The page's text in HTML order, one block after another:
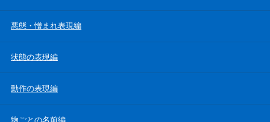
悪態・憎まれ表現編
状態の表現編
動作の表現編
物ごとの名前編